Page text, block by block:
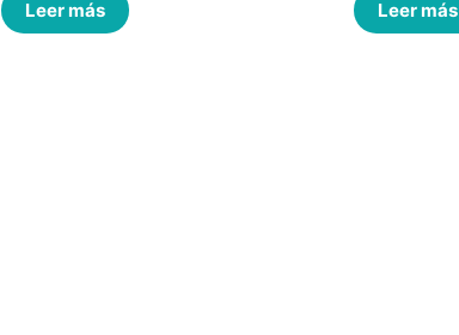
0
de
Leer más
0
de
Leer más